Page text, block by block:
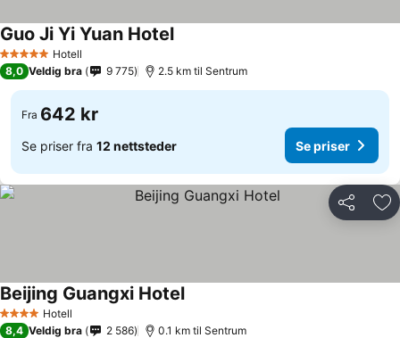
5 Stjerner Hotell
Guo Ji Yi Yuan HotelSe priser
8,0 Veldig bra 9 775 2.5 km til Sentrum
Fra 642 kr
Se priser fra 12 nettsteder Se priser
Del
4 StjernerHotell
Beijing Guangxi HotelSe priser
8,4 Veldig bra 2 586 0.1 km til Sentrum